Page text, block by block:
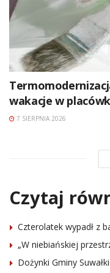
wakacje w
7 SIERPNIA 2026
Czytaj
Czterolatek wypadł z
„W niebiańskiej
Dożynki Gminy Suwałki